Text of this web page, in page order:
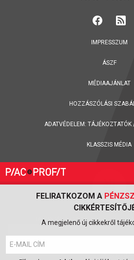
FELIRATKOZOM A
A megjelenő új cikkekről
IMPRESSZUM
ÁSZF
MÉDIAAJÁNLAT
HOZZÁSZÓLÁSI
ADATVÉDELEM: TÁJÉKOZTATÓK
KLASSZIS MÉDIA
FELIRATKOZÁS A PIAC & PROFIT ONLINE
FELIRATKOZOM